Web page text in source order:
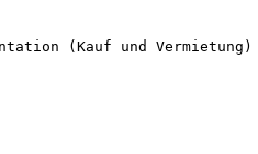
(Kauf und